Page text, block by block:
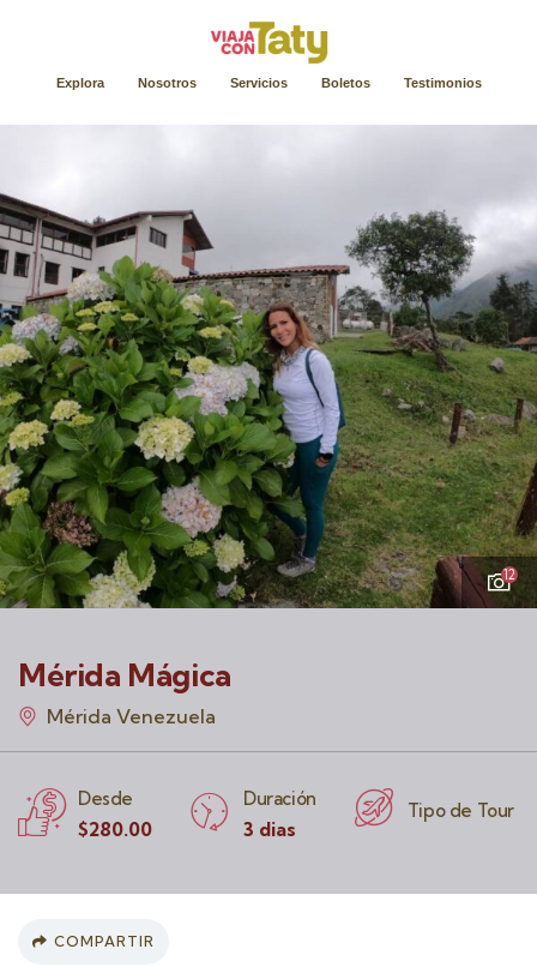
Explora Nosotros Servicios Boletos Testimonios
12
Mérida Mágica
Mérida Venezuela
Desde
$280.00
Duración
3 dias
Tipo de Tour
COMPARTIR